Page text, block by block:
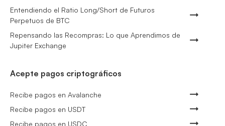
Entendiendo el Ratio Long/Short de Futuros
Perpetuos de BTC
Repensando las Recompras: Lo que Aprendimos de
Jupiter Exchange
Acepte pagos criptográficos
Recibe pagos en Avalanche
Recibe pagos en USDT
Recibe pagos en USDC